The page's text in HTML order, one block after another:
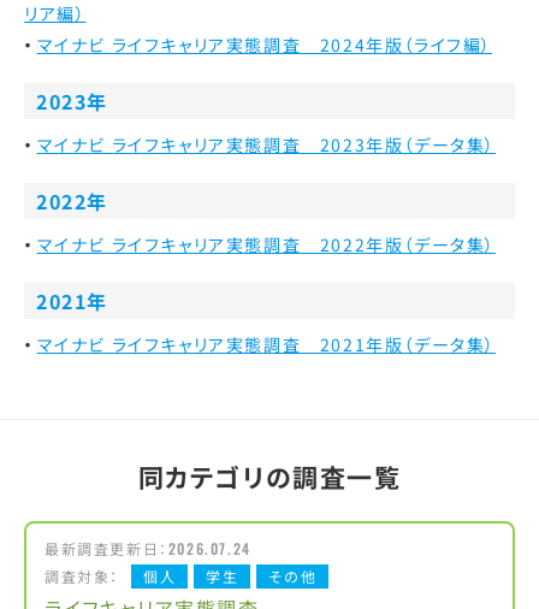
リア編）
マイナビ ライフキャリア実態調査 2024年版（ライフ編）
2023年
マイナビ ライフキャリア実態調査 2023年版（データ集）
2022年
マイナビ ライフキャリア実態調査 2022年版（データ集）
2021年
マイナビ ライフキャリア実態調査 2021年版（データ集）
同カテゴリの調査一覧
最新調査更新日： 2026.07.24
調査対象：
個人 学生 その他